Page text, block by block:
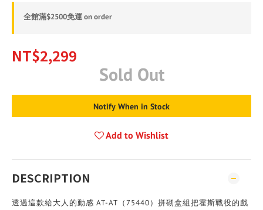
全館滿$2500免運 on order
NT$2,299
Sold Out
Notify When in Stock
Add to Wishlist
DESCRIPTION
透過這款給大人的動感 AT-AT（75440）拼砌盒組把霍斯戰役的戲